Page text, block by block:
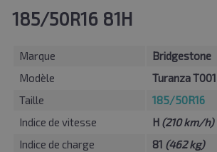
185/50R16 81H
Marque
Bridgestone
Modèle
Turanza T001
Taille
185/50R16
Indice de vitesse
H (210 km/h)
Indice de charge
81 (462 kg)